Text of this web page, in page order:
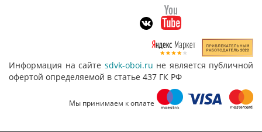
Информация на сайте sdvk-oboi.ru не является публичной
офертой определяемой в статье 437 ГК РФ
Мы принимаем к оплате